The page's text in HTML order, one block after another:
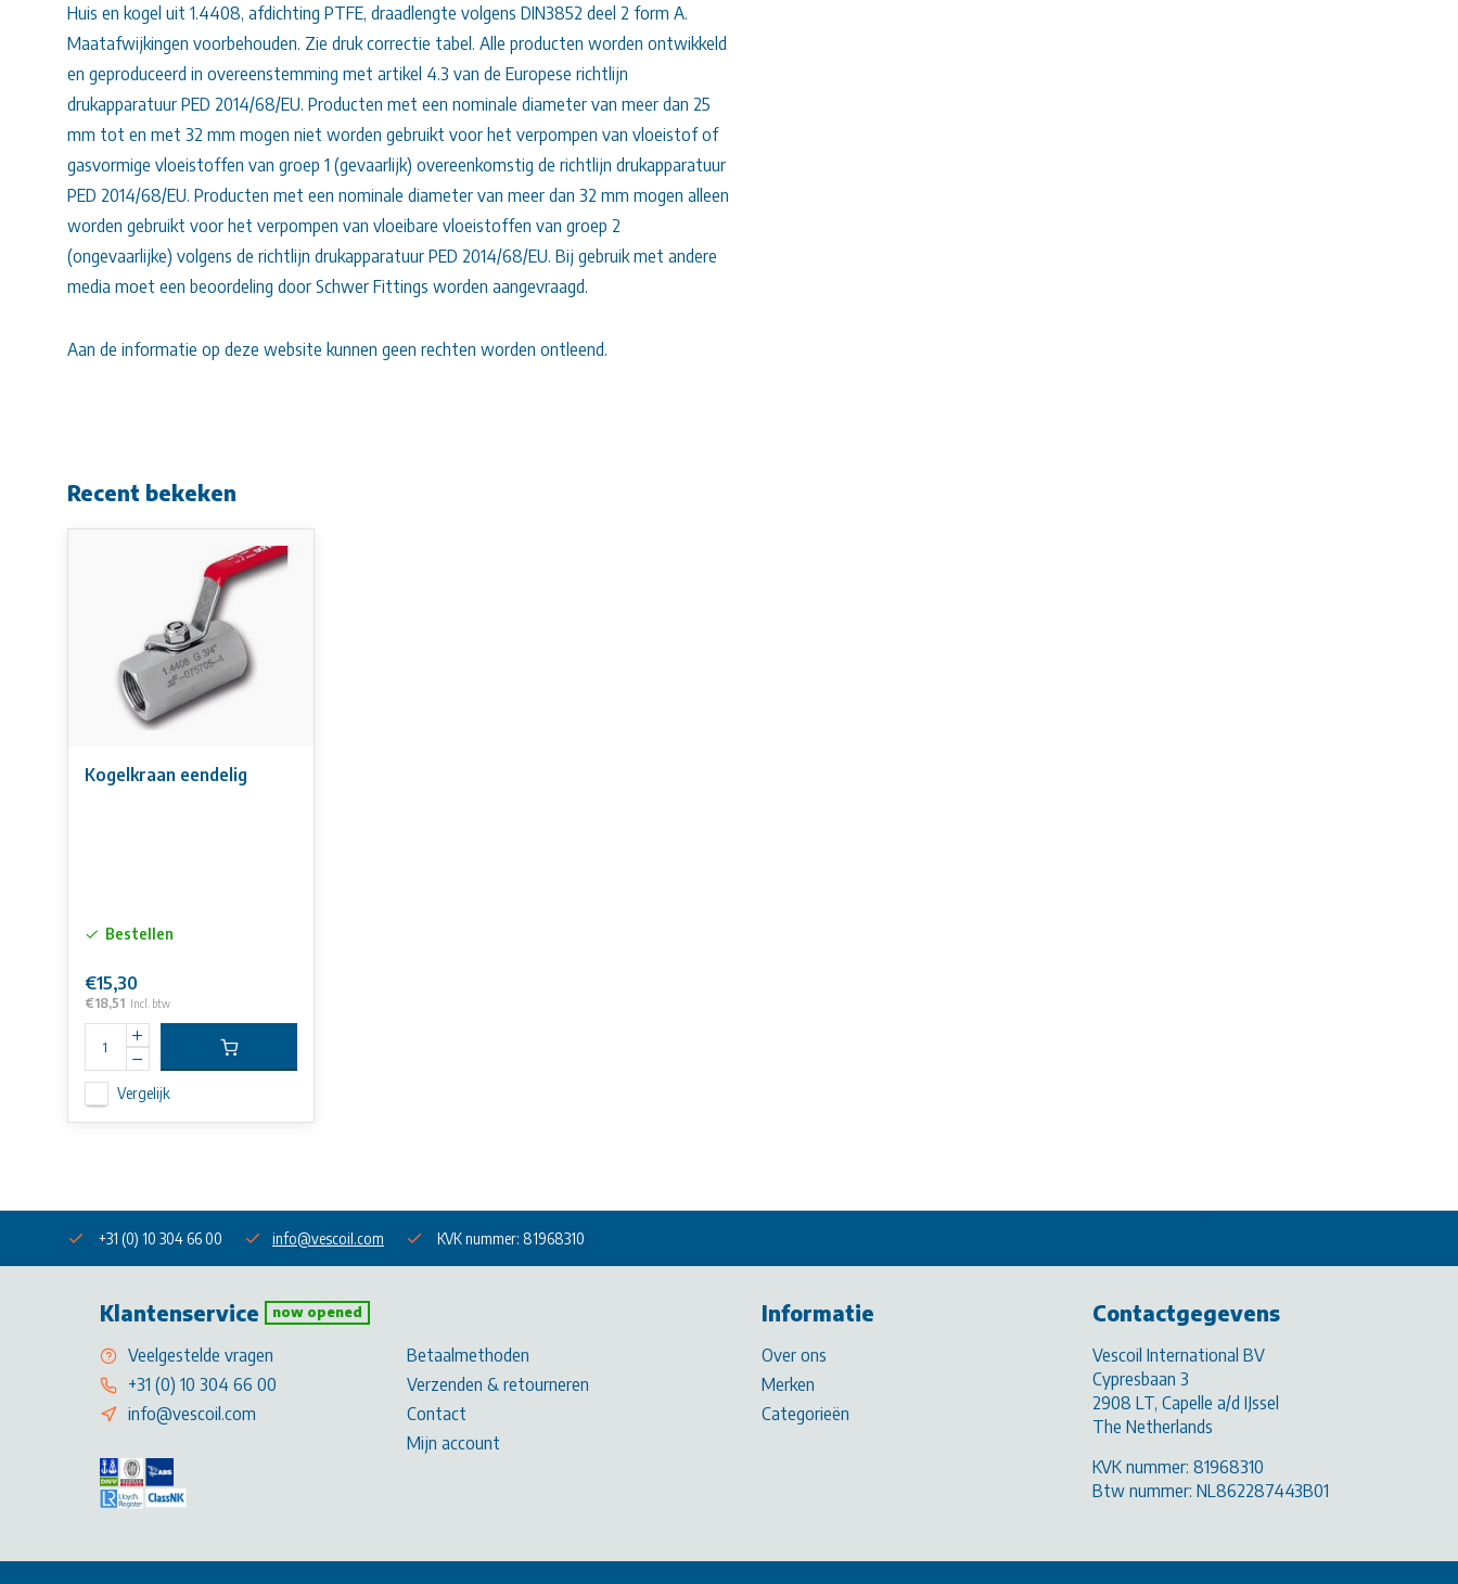
Huis en kogel uit 1.4408, afdichting PTFE, draadlengte volgens DIN3852 deel 2 form A.
Maatafwijkingen voorbehouden. Zie druk correctie tabel. Alle producten worden ontwikkeld
en geproduceerd in overeenstemming met artikel 4.3 van de Europese richtlijn
drukapparatuur PED 2014/68/EU. Producten met een nominale diameter van meer dan 25
mm tot en met 32 mm mogen niet worden gebruikt voor het verpompen van vloeistof of
gasvormige vloeistoffen van groep 1 (gevaarlijk) overeenkomstig de richtlijn drukapparatuur
PED 2014/68/EU. Producten met een nominale diameter van meer dan 32 mm mogen alleen
worden gebruikt voor het verpompen van vloeibare vloeistoffen van groep 2
(ongevaarlijke) volgens de richtlijn drukapparatuur PED 2014/68/EU. Bij gebruik met andere
media moet een beoordeling door Schwer Fittings worden aangevraagd.
Aan de informatie op deze website kunnen geen rechten worden ontleend.
Recent bekeken
Kogelkraan eendelig
Bestellen
€15,30
€18,51 Incl. btw
Vergelijk
+31 (0) 10 304 66 00 info@vescoil.com KVK nummer: 81968310
Klantenservice now opened
Veelgestelde vragen
+31 (0) 10 304 66 00
info@vescoil.com
Betaalmethoden
Verzenden & retourneren
Contact
Mijn account
Informatie
Over ons
Merken
Categorieën
Contactgegevens
Vescoil International BV
Cypresbaan 3
2908 LT, Capelle a/d IJssel
The Netherlands
KVK nummer: 81968310
Btw nummer: NL862287443B01